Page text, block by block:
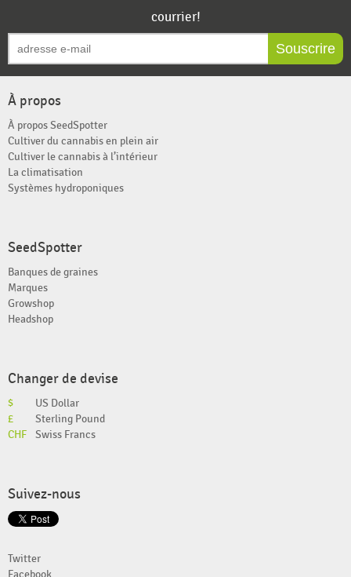
courrier!
Souscrire
À propos
À propos SeedSpotter
Cultiver du cannabis en plein air
Cultiver le cannabis à l’intérieur
La climatisation
Systèmes hydroponiques
SeedSpotter
Banques de graines
Marques
Growshop
Headshop
Changer de devise
$
US Dollar
£
Sterling Pound
CHF
Swiss Francs
Suivez-nous
Twitter